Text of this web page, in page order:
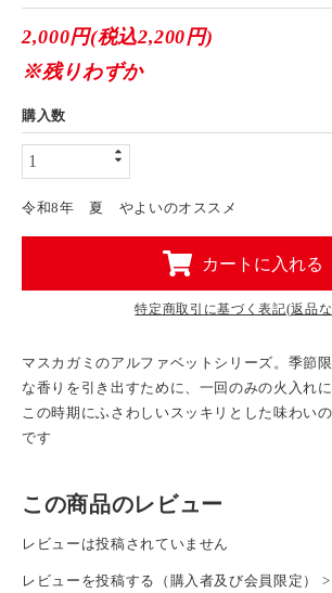
2,000円(税込2,200円)
※残りわずか
購入数
令和8年 夏 やよいのオススメ
カートに入れる
特定商取引に基づく表記(返品
マスカガミのアルファベットシリーズ。季節
な香りを引き出すために、一回のみの火入れ
この時期にふさわしいスッキリとした味わい
です
この商品のレビュー
レビューは投稿されていません
レビューを投稿する（購入者及び会員限定） >